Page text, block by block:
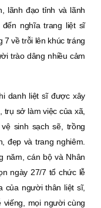
lãnh đạo tỉnh và lãnh
nghĩa trang liệt sĩ
về trỗi lên khúc tráng
trào dâng nhiều cảm
danh liệt sĩ được xây
sở làm việc của xã,
sinh sạch sẽ, trồng
đẹp và trang nghiêm.
năm, cán bộ và Nhân
ngày 27/7 tổ chức lễ
của người thân liệt sĩ,
mọi người cùng